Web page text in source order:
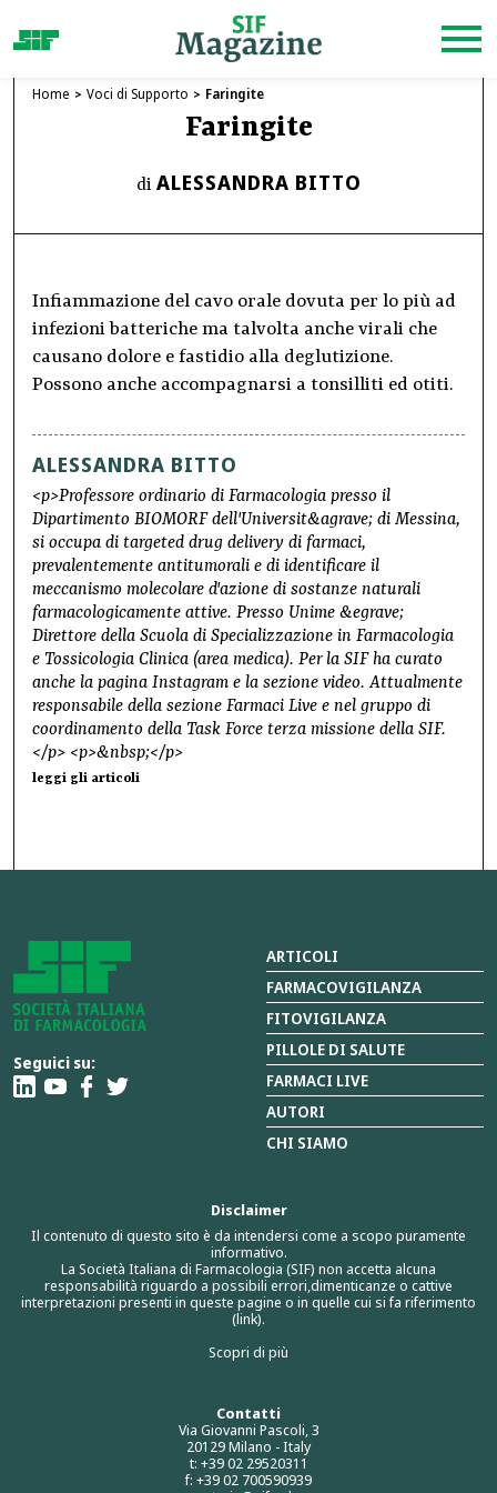
Home Voci di Supporto Faringite
Faringite
di ALESSANDRA BITTO
Infiammazione del cavo orale dovuta per lo più ad
infezioni batteriche ma talvolta anche virali che
causano dolore e fastidio alla deglutizione.
Possono anche accompagnarsi a tonsilliti ed otiti.
ALESSANDRA BITTO
<p>Professore ordinario di Farmacologia presso il
Dipartimento BIOMORF dell'Universit&agrave; di Messina,
si occupa di targeted drug delivery di farmaci,
prevalentemente antitumorali e di identificare il
meccanismo molecolare d'azione di sostanze naturali
farmacologicamente attive. Presso Unime &egrave;
Direttore della Scuola di Specializzazione in Farmacologia
e Tossicologia Clinica (area medica). Per la SIF ha curato
anche la pagina Instagram e la sezione video. Attualmente
responsabile della sezione Farmaci Live e nel gruppo di
coordinamento della Task Force terza missione della SIF.
</p> <p>&nbsp;</p>
leggi gli articoli
Seguici su:
Contatti
Via Giovanni Pascoli, 3
20129 Milano - Italy
t: +39 02 29520311
f: +39 02 700590939
Disclaimer
Il contenuto di questo sito è da intendersi come a scopo puramente
informativo.
La Società Italiana di Farmacologia (SIF) non accetta alcuna
responsabilità riguardo a possibili errori,dimenticanze o cattive
interpretazioni presenti in queste pagine o in quelle cui si fa riferimento
(link).
Scopri di più
ARTICOLI
FARMACOVIGILANZA
FITOVIGILANZA
PILLOLE DI SALUTE
FARMACI LIVE
AUTORI
CHI SIAMO